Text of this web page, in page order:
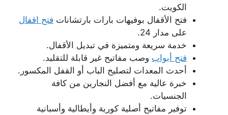
الكويت.
فتح الأقفال بوفيهات بارات بارتشانات فتح اقفال
على مدار 24.
خدمة سريعة ومتميزة في تبديل الأقفال.
فتح أبواب وصب مفاتيح غير قابلة للتقليد.
أحدث المعدات لتصليح الباب أو القفل المكسور.
خبرة عالية مع أفضل النجارين من كافة
الجنسيات.
توفير مفاتيح أصلية كورية وأيطالية وأسبانية